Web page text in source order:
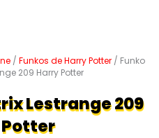
/ Funkos de Harry Potter/ Funko
209 Harry Potter
Lestrange 209